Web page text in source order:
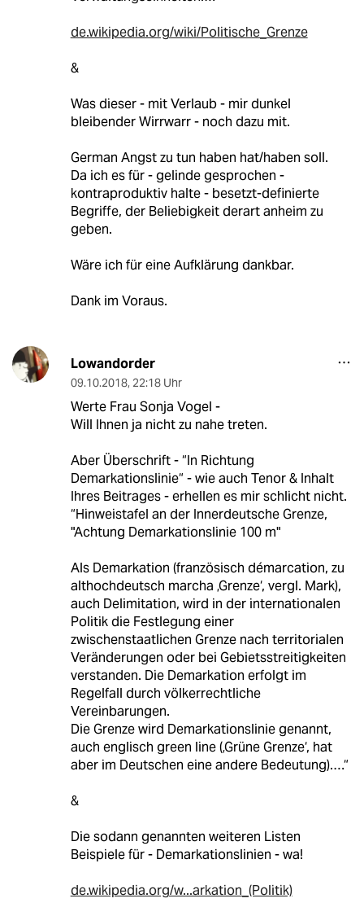
de.wikipedia.org/wiki/Politische_Grenze
&
Was dieser - mit Verlaub - mir dunkel
bleibender Wirrwarr - noch dazu mit.
German Angst zu tun haben hat/haben soll.
Da ich es für - gelinde gesprochen -
kontraproduktiv halte - besetzt-definierte
Begriffe, der Beliebigkeit derart anheim zu
geben.
Wäre ich für eine Aufklärung dankbar.
Dank im Voraus.
Lowandorder
09.10.2018, 22:18 Uhr
Werte Frau Sonja Vogel -
Will Ihnen ja nicht zu nahe treten.
Aber Überschrift - “In Richtung
Demarkationslinie“ - wie auch Tenor & Inhalt
Ihres Beitrages - erhellen es mir schlicht nicht.
“Hinweistafel an der Innerdeutsche Grenze,
"Achtung Demarkationslinie 100 m"
Als Demarkation (französisch démarcation, zu
althochdeutsch marcha ‚Grenze‘, vergl. Mark),
auch Delimitation, wird in der internationalen
Politik die Festlegung einer
zwischenstaatlichen Grenze nach territorialen
Veränderungen oder bei Gebietsstreitigkeiten
verstanden. Die Demarkation erfolgt im
Regelfall durch völkerrechtliche
Vereinbarungen.
Die Grenze wird Demarkationslinie genannt,
auch englisch green line (‚Grüne Grenze‘, hat
aber im Deutschen eine andere Bedeutung).…“
&
Die sodann genannten weiteren Listen
Beispiele für - Demarkationslinien - wa!
de.wikipedia.org/w...arkation_(Politik)